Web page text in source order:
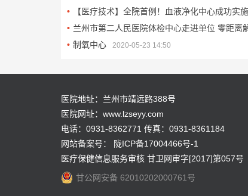
【医疗技术】全院首例！血液净化中心成功实
兰州市第二人民医院体检中心走进单位 零距离
制氧中心 2020-05-23 14:50
医院地址：兰州市靖远路388号
医院网址：www.lzseyy.com
电话：0931-8362771 传真：0931-8361184
网站备案号：
陇ICP备17004466号-1
医疗保健信息服务审核 甘卫网审字[2017]第057号
甘公网安备 62010202000761号